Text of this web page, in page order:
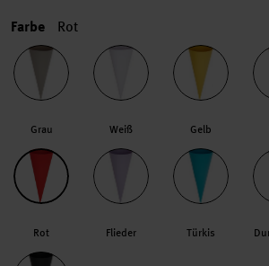
Farbe Rot
Grau Weiß Gelb
Rot Flieder Türkis